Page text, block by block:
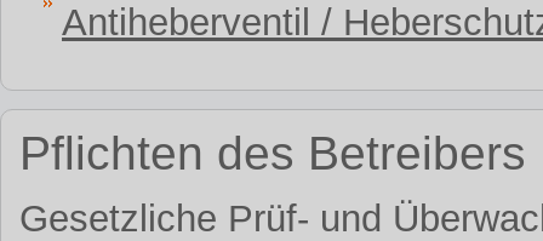
Antiheberventil /
Pflichten des Betreibers
Gesetzliche Prüf- und